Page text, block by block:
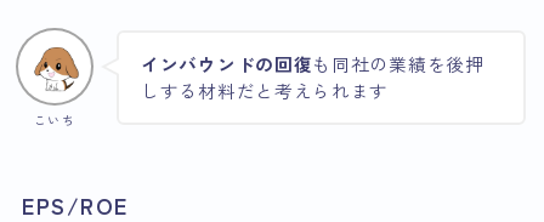
こいち
インバウンドの回復も同社の業績を後押
しする材料だと考えられます
EPS/ROE